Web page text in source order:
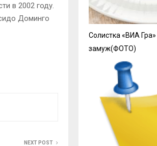
в 2002 году.
Доминго
NEXT POST
Солистка «ВИА
замуж(ФОТО)